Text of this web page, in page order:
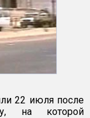
22 июля после
на которой